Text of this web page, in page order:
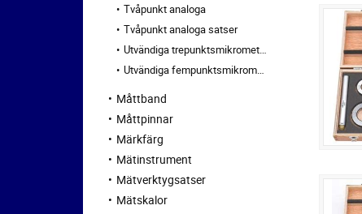
Tvåpunkt analoga
Tvåpunkt analoga satser
Utvändiga trepunktsmikrometrar
Utvändiga fempunktsmikrometrar
Måttband
Måttpinnar
Märkfärg
Mätinstrument
Mätverktygsatser
Mätskalor